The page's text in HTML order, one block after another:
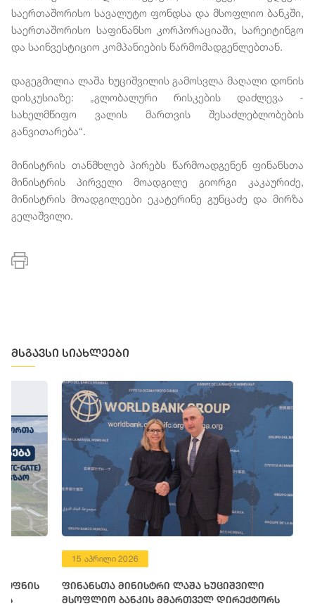
საერთაშორისო სავალუტო ფონდსა და მსოფლიო ბანკში,
საერთაშორისო საფინანსო კორპორაციაში, სარეიტინგო
და საინვესტიციო კომპანიების წარმომადგენლებთან.
დაგეგმილია ლაშა ხუციშვილის გამოსვლა მაღალი დონის
დისკუსიაზე: „გლობალური რისკების დაძლევა -
სახელმწიფო ვალის მართვის შესაძლებლობების
განვითარება“.
მინისტრის თანმხლებ პირებს წარმოადგენენ ფინანსთა
მინისტრის პირველი მოადგილე გიორგი კაკაურიძე,
მინისტრის მოადგილეები ეკატერინე გუნცაძე და მირზა
გელაშვილი.
მსგავსი სიახლეები
15 აპრილი 2026
ფინანსთა მინისტრი ლაშა ხუციშვილი
მსოფლიო ბანკის მმართველ დირექტორს
ფინანსთა
მსოფლიო